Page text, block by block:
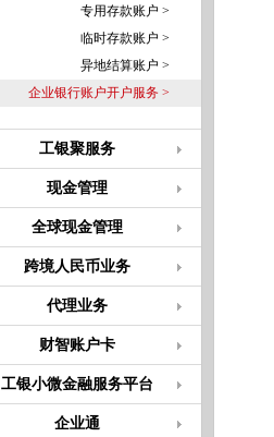
专用存款账户 >
临时存款账户 >
异地结算账户 >
企业银行账户开户服务 >
工银聚服务
现金管理
全球现金管理
跨境人民币业务
代理业务
财智账户卡
工银小微金融服务平台
企业通